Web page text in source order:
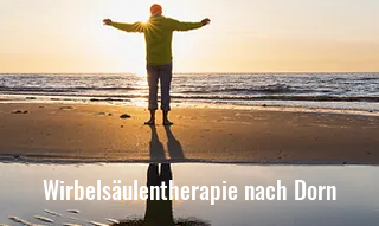
Wirbelsäulentherapie nach Dorn